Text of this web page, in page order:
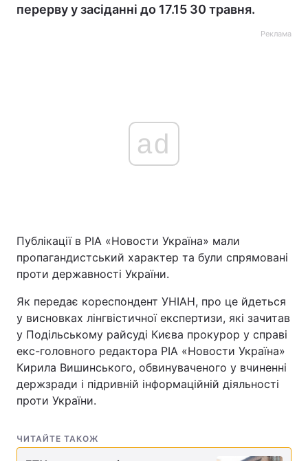
Україна Політика
Економіка Світ
Спорт Наука
Техно і зв'язок Лайт
Зброя Інциденти
Здоров'я Туризм
перерву у засіданні до 17.15 30 травня.
Реклама
ad
Публікації в РІА «Новости Україна» мали
пропагандистський характер та були спрямовані
проти державності України.
Як передає кореспондент УНІАН, про це йдеться
у висновках лінгвістичної експертизи, які зачитав
у Подільському райсуді Києва прокурор у справі
екс-головного редактора РІА «Новости Україна»
Кирила Вишинського, обвинуваченого у вчиненні
держзради і підривній інформаційній діяльності
проти України.
ЧИТАЙТЕ ТАКОЖ